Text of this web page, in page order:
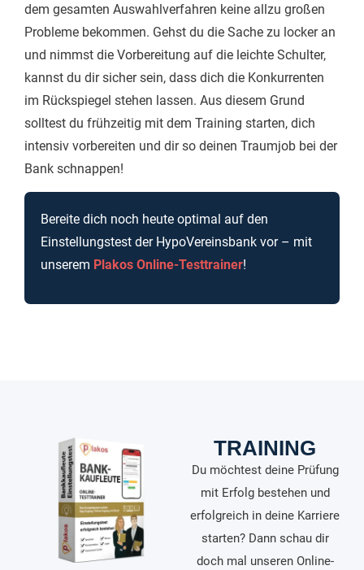
dem gesamten Auswahlverfahren keine allzu großen
Probleme bekommen. Gehst du die Sache zu locker an
und nimmst die Vorbereitung auf die leichte Schulter,
kannst du dir sicher sein, dass dich die Konkurrenten
im Rückspiegel stehen lassen. Aus diesem Grund
solltest du frühzeitig mit dem Training starten, dich
intensiv vorbereiten und dir so deinen Traumjob bei der
Bank schnappen!
Bereite dich noch heute optimal auf den
Einstellungstest der HypoVereinsbank vor – mit
unserem Plakos Online-Testtrainer!
TRAINING
Du möchtest deine Prüfung
mit Erfolg bestehen und
erfolgreich in deine Karriere
starten? Dann schau dir
doch mal unseren Online-